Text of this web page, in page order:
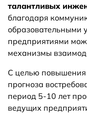
талантливых
благодаря
образовательными
предприятиями
механизмы
С целью повышения
прогноза
период 5-10 лет
ведущих